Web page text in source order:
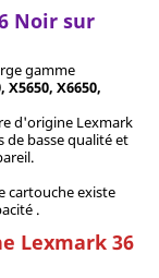
Noir sur
gamme
X5650, X6650,
d'origine Lexmark
de basse qualité et
cartouche existe
.
Lexmark 36